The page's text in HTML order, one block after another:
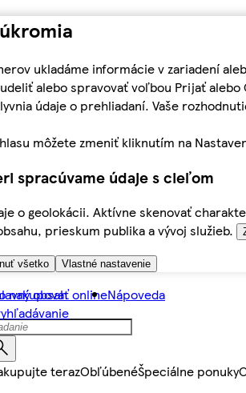
ukladáme informácie v zariadení
alebo spravovať voľbou Prijať
údaje o prehliadaní. Vaše
môžete zmeniť kliknutím na
spracúvame údaje s cieľom
o geolokácii. Aktívne skenovať
prieskum publika a vývoj služieb.
všetko Vlastné nastavenie
obsah
nakupovať onlineNápoveda
terazObľúbenéŠpeciálne ponuky